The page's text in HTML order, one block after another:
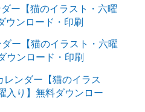
ー【猫のイラスト・六曜
ウンロード・印刷
ー【猫のイラスト・六曜
ウンロード・印刷
ンダー【猫のイラス
入り】無料ダウンロー